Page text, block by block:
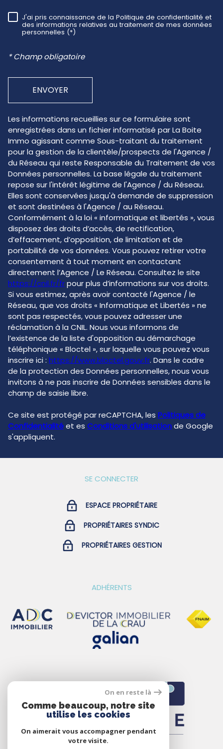
RÈGLEMENTATION
J'ai pris connaissance de la Politique de confidentialité et
des informations relatives au traitement de mes données
personnelles (*)
* Champ obligatoire
ENVOYER
Les informations recueillies sur ce formulaire sont
enregistrées dans un fichier informatisé par La Boite
Immo agissant comme Sous-traitant du traitement
pour la gestion de la clientèle/prospects de l'Agence /
du Réseau qui reste Responsable du Traitement de vos
Données personnelles. La base légale du traitement
repose sur l'intérêt légitime de l'Agence / du Réseau.
Elles sont conservées jusqu'à demande de suppression
et sont destinées à l'Agence / au Réseau.
Conformément à la loi « informatique et libertés », vous
disposez des droits d’accès, de rectification,
d’effacement, d’opposition, de limitation et de
portabilité de vos données. Vous pouvez retirer votre
consentement à tout moment en contactant
directement l’Agence / Le Réseau. Consultez le site
https://cnil.fr/frpour plus d’informations sur vos droits.
Si vous estimez, après avoir contacté l'Agence / le
Réseau, que vos droits « Informatique et Libertés » ne
sont pas respectés, vous pouvez adresser une
réclamation à la CNIL. Nous vous informons de
l’existence de la liste d'opposition au démarchage
téléphonique « Bloctel », sur laquelle vous pouvez vous
inscrire ici : https://www.bloctel.gouv.fr. Dans le cadre
de la protection des Données personnelles, nous vous
invitons à ne pas inscrire de Données sensibles dans le
champ de saisie libre.
Ce site est protégé par reCAPTCHA, les Politiques de
Confidentialitéet es Conditions d'utilisationde Google
s'appliquent.
SE CONNECTER
ESPACE PROPRIÉTAIRE
PROPRIÉTAIRES SYNDIC
PROPRIÉTAIRES GESTION
ADHÉRENTS
On en reste là
Comme beaucoup, notre site
utilise les cookies
On aimerait vous accompagner pendant
votre visite.